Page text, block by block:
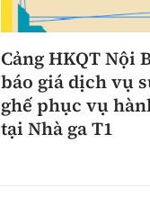
Cảng HKQT Nội
báo giá dịch vụ
ghế phục vụ
tại Nhà ga T1